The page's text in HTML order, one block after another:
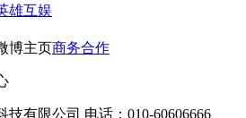
雄互娱
博主页商务合作
有限公司 电话：010-60606666